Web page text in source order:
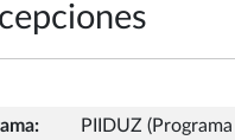
:
PIIDUZ